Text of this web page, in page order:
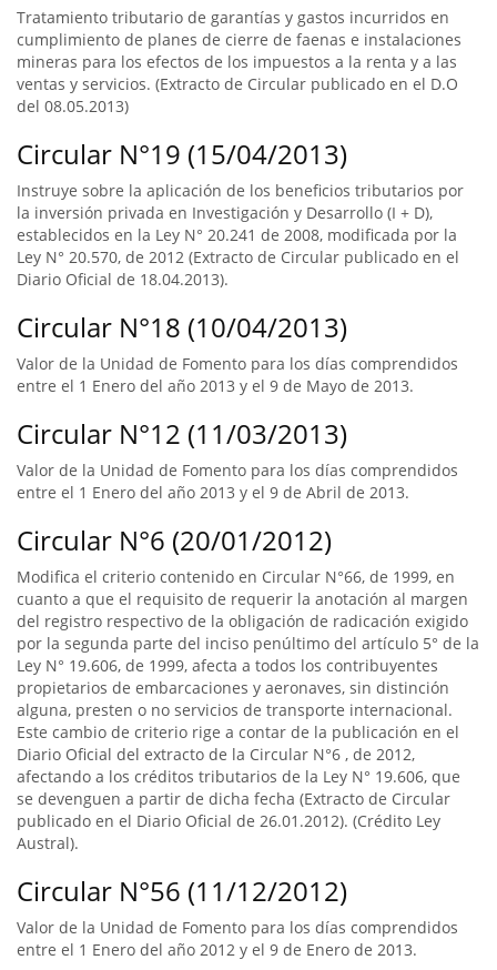
Tratamiento tributario de garantías y gastos incurridos en
cumplimiento de planes de cierre de faenas e instalaciones
mineras para los efectos de los impuestos a la renta y a las
ventas y servicios. (Extracto de Circular publicado en el D.O
del 08.05.2013)
Circular N°19 (15/04/2013)
Instruye sobre la aplicación de los beneficios tributarios por
la inversión privada en Investigación y Desarrollo (I + D),
establecidos en la Ley N° 20.241 de 2008, modificada por la
Ley N° 20.570, de 2012 (Extracto de Circular publicado en el
Diario Oficial de 18.04.2013).
Circular N°18 (10/04/2013)
Valor de la Unidad de Fomento para los días comprendidos
entre el 1 Enero del año 2013 y el 9 de Mayo de 2013.
Circular N°12 (11/03/2013)
Valor de la Unidad de Fomento para los días comprendidos
entre el 1 Enero del año 2013 y el 9 de Abril de 2013.
Circular N°6 (20/01/2012)
Modifica el criterio contenido en Circular N°66, de 1999, en
cuanto a que el requisito de requerir la anotación al margen
del registro respectivo de la obligación de radicación exigido
por la segunda parte del inciso penúltimo del artículo 5° de la
Ley N° 19.606, de 1999, afecta a todos los contribuyentes
propietarios de embarcaciones y aeronaves, sin distinción
alguna, presten o no servicios de transporte internacional.
Este cambio de criterio rige a contar de la publicación en el
Diario Oficial del extracto de la Circular N°6 , de 2012,
afectando a los créditos tributarios de la Ley N° 19.606, que
se devenguen a partir de dicha fecha (Extracto de Circular
publicado en el Diario Oficial de 26.01.2012). (Crédito Ley
Austral).
Circular N°56 (11/12/2012)
Valor de la Unidad de Fomento para los días comprendidos
entre el 1 Enero del año 2012 y el 9 de Enero de 2013.